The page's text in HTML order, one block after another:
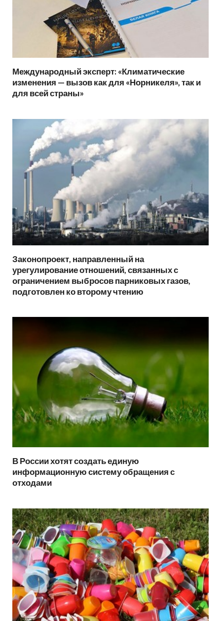
Международный эксперт: «Климатические
изменения — вызов как для «Норникеля», так и
для всей страны»
Законопроект, направленный на
урегулирование отношений, связанных с
ограничением выбросов парниковых газов,
подготовлен ко второму чтению
В России хотят создать единую
информационную систему обращения с
отходами